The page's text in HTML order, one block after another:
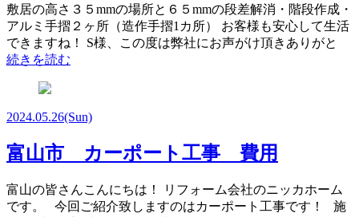
敷居の高さ３５mmの場所と６５mmの段差解消・階段作成・
アルミ手摺２ヶ所（造作手摺1カ所） お客様も安心して生活
できますね！ S様、この度は弊社にお声がけ頂きありがと
続きを読む
2024.05.26(Sun)
富山市 カーポート工事 費用
富山の皆さんこんにちは！ リフォーム会社のニッカホーム
です。 今回ご紹介致しますのはカーポート工事です！ 施